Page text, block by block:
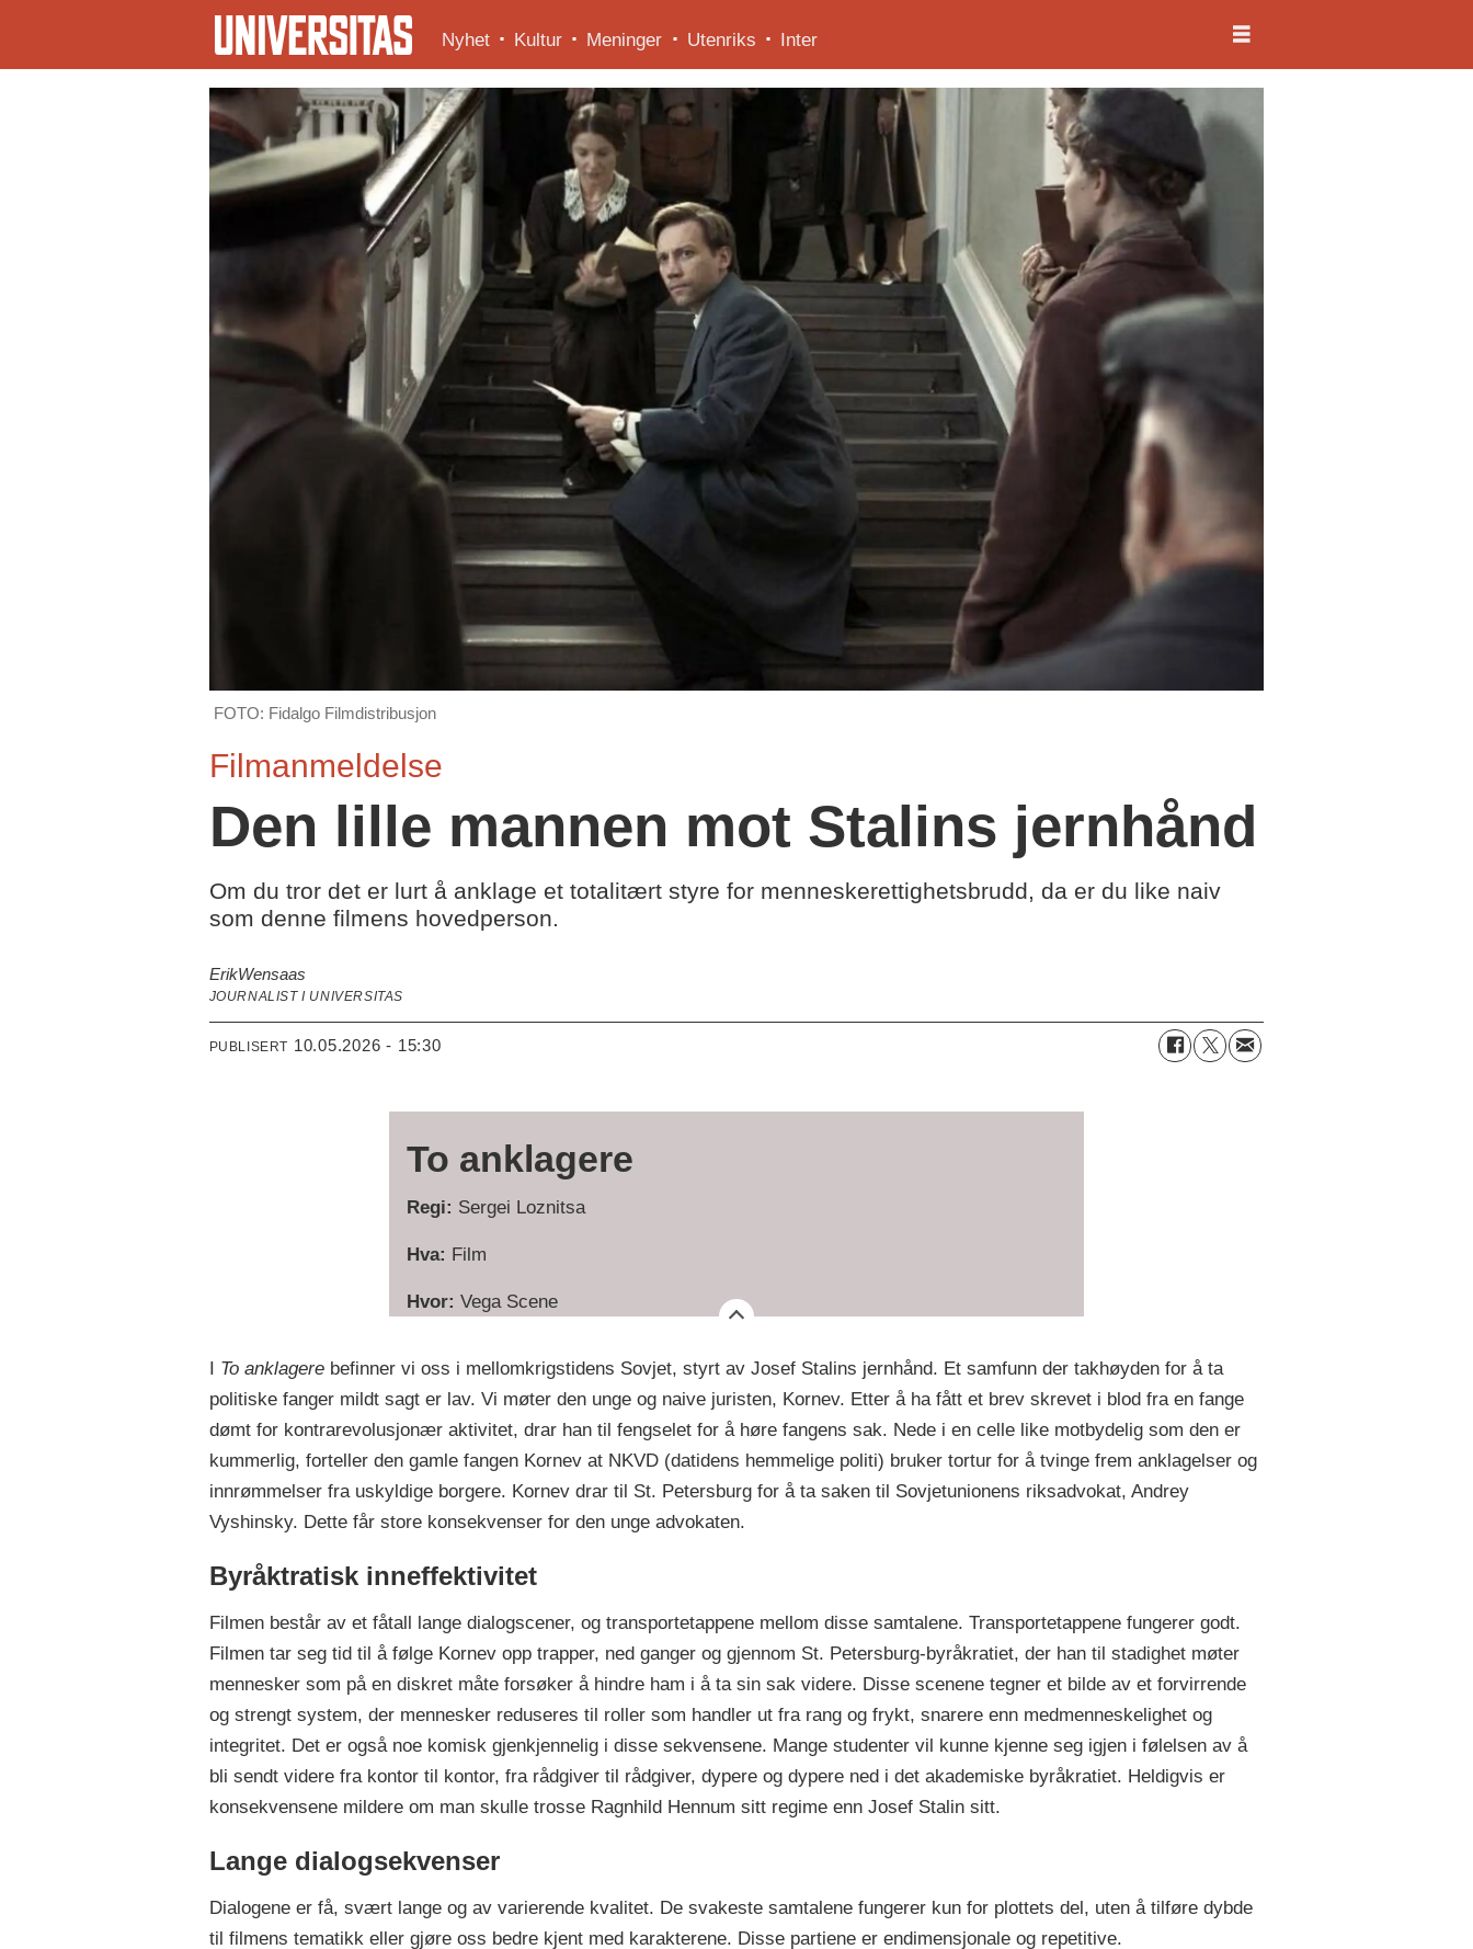
Nyhet Kultur Meninger Utenriks Inter
FOTO: Fidalgo Filmdistribusjon
Filmanmeldelse
Den lille mannen mot Stalins jernhånd
Om du tror det er lurt å anklage et totalitært styre for menneskerettighetsbrudd, da er du like naiv
som denne filmens hovedperson.
ErikWensaas
JOURNALIST I UNIVERSITAS
PUBLISERT 10.05.2026 - 15:30
To anklagere
Regi: Sergei Loznitsa
Hva: Film
Hvor: Vega Scene
I To anklagere befinner vi oss i mellomkrigstidens Sovjet, styrt av Josef Stalins jernhånd. Et samfunn der takhøyden for å ta
politiske fanger mildt sagt er lav. Vi møter den unge og naive juristen, Kornev. Etter å ha fått et brev skrevet i blod fra en fange
dømt for kontrarevolusjonær aktivitet, drar han til fengselet for å høre fangens sak. Nede i en celle like motbydelig som den er
kummerlig, forteller den gamle fangen Kornev at NKVD (datidens hemmelige politi) bruker tortur for å tvinge frem anklagelser og
innrømmelser fra uskyldige borgere. Kornev drar til St. Petersburg for å ta saken til Sovjetunionens riksadvokat, Andrey
Vyshinsky. Dette får store konsekvenser for den unge advokaten.
Byråktratisk inneffektivitet
Filmen består av et fåtall lange dialogscener, og transportetappene mellom disse samtalene. Transportetappene fungerer godt.
Filmen tar seg tid til å følge Kornev opp trapper, ned ganger og gjennom St. Petersburg-byråkratiet, der han til stadighet møter
mennesker som på en diskret måte forsøker å hindre ham i å ta sin sak videre. Disse scenene tegner et bilde av et forvirrende
og strengt system, der mennesker reduseres til roller som handler ut fra rang og frykt, snarere enn medmenneskelighet og
integritet. Det er også noe komisk gjenkjennelig i disse sekvensene. Mange studenter vil kunne kjenne seg igjen i følelsen av å
bli sendt videre fra kontor til kontor, fra rådgiver til rådgiver, dypere og dypere ned i det akademiske byråkratiet. Heldigvis er
konsekvensene mildere om man skulle trosse Ragnhild Hennum sitt regime enn Josef Stalin sitt.
Lange dialogsekvenser
Dialogene er få, svært lange og av varierende kvalitet. De svakeste samtalene fungerer kun for plottets del, uten å tilføre dybde
til filmens tematikk eller gjøre oss bedre kjent med karakterene. Disse partiene er endimensjonale og repetitive.